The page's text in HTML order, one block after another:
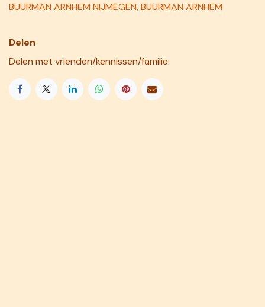
BUURMAN ARNHEM NIJMEGEN, BUURMAN ARNHEM
Delen
Delen met vrienden/kennissen/familie: